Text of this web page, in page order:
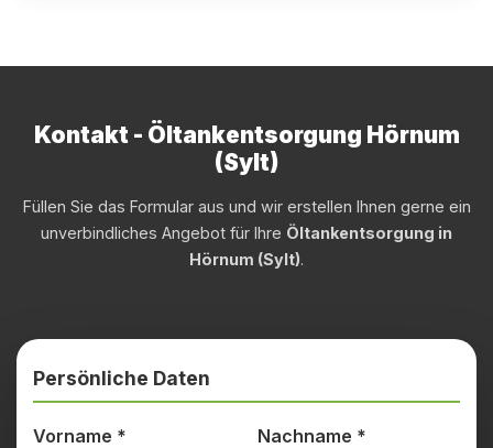
Kontakt - Öltankentsorgung Hörnum
(Sylt)
Füllen Sie das Formular aus und wir erstellen Ihnen gerne ein
unverbindliches Angebot für Ihre Öltankentsorgung in
Hörnum (Sylt).
Persönliche Daten
Vorname * Nachname *